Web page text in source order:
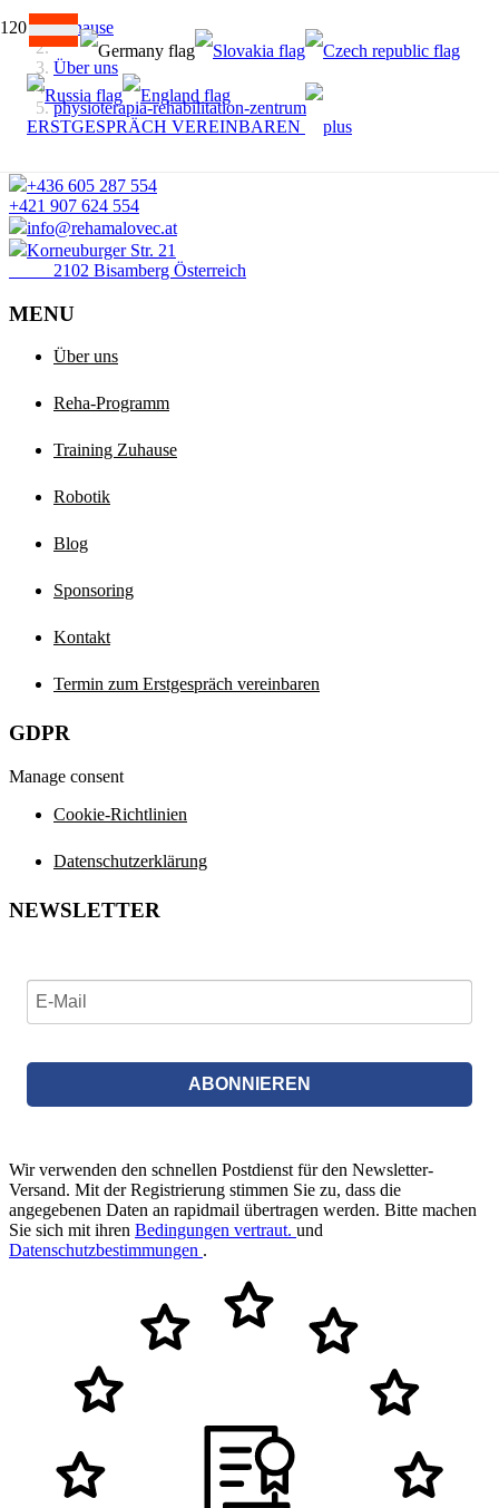
ERSTGESPRÄCH VEREINBAREN
Zuhause
Über uns
physioterapia-rehabilitation-zentrum
+436 605 287 554
+421 907 624 554
info@rehamalovec.at
Korneuburger Str. 21
2102 Bisamberg Österreich
MENU
Über uns
Reha-Programm
Training Zuhause
Robotik
Blog
Sponsoring
Kontakt
Termin zum Erstgespräch vereinbaren
GDPR
Manage consent
Cookie-Richtlinien
Datenschutzerklärung
NEWSLETTER
ABONNIEREN
Wir verwenden den schnellen Postdienst für den Newsletter-
Versand. Mit der Registrierung stimmen Sie zu, dass die
angegebenen Daten an rapidmail übertragen werden. Bitte machen
Sie sich mit ihren Bedingungen vertraut. und
Datenschutzbestimmungen .